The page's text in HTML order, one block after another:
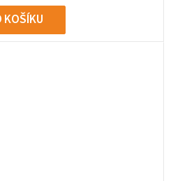
KOŠÍKU